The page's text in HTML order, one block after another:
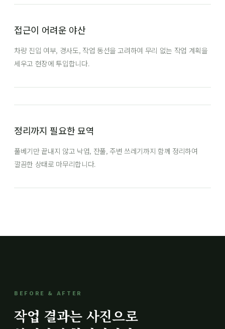
접근이 어려운 야산
차량 진입 여부, 경사도, 작업 동선을 고려하여 무리 없는 작업 계획을
세우고 현장에 투입합니다.
정리까지 필요한 묘역
풀베기만 끝내지 않고 낙엽, 잔풀, 주변 쓰레기까지 함께 정리하여
깔끔한 상태로 마무리합니다.
BEFORE & AFTER
작업 결과는 사진으로